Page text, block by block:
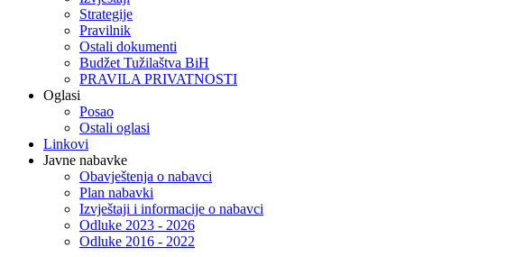
Strategije
Pravilnik
Ostali dokumenti
Budžet Tužilaštva BiH
PRAVILA PRIVATNOSTI
Oglasi
Posao
Ostali oglasi
Linkovi
Javne nabavke
Obavještenja o nabavci
Plan nabavki
Izvještaji i informacije o nabavci
Odluke 2023 - 2026
Odluke 2016 - 2022